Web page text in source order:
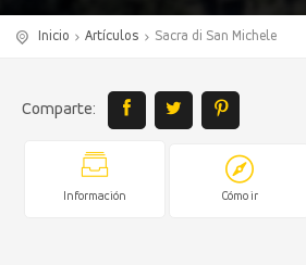
Inicio Artículos Sacra di San Michele
Comparte:
Información Cómo ir